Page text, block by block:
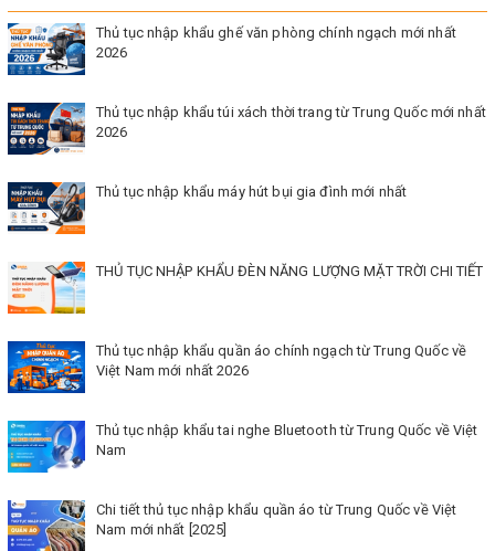
Thủ tục nhập khẩu ghế văn phòng chính ngạch mới nhất
2026
Thủ tục nhập khẩu túi xách thời trang từ Trung Quốc mới nhất
2026
Thủ tục nhập khẩu máy hút bụi gia đình mới nhất
THỦ TỤC NHẬP KHẨU ĐÈN NĂNG LƯỢNG MẶT TRỜI CHI TIẾT
Thủ tục nhập khẩu quần áo chính ngạch từ Trung Quốc về
Việt Nam mới nhất 2026
Thủ tục nhập khẩu tai nghe Bluetooth từ Trung Quốc về Việt
Nam
Chi tiết thủ tục nhập khẩu quần áo từ Trung Quốc về Việt
Nam mới nhất [2025]